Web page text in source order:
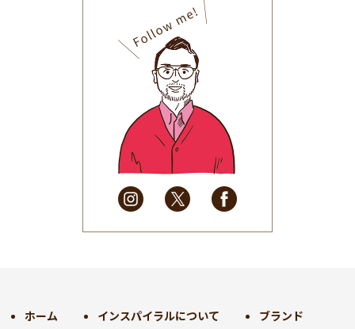
(32)
2025年9月(30)
2025年8月(31)
2025年7月(37)
2025年6月(48)
2025年5月
(41)
2025年4月
(32)
2025年3月(31)
2025年2月
(28)
2025年1月
(34)
2024年9月(30)
ホーム インスパイラルについて ブランド